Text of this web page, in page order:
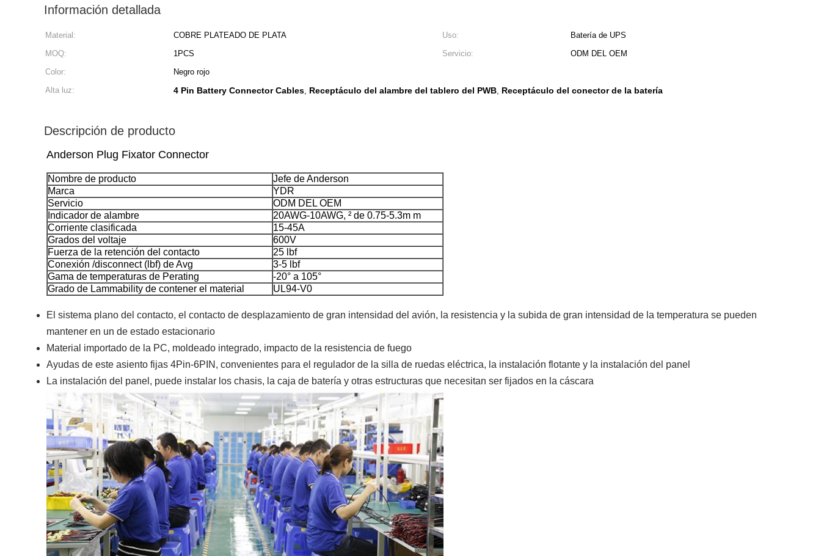
Información detallada
Material: COBRE PLATEADO DE PLATA Uso:
Batería de UPS
MOQ:
1PCS Servicio:
ODM DEL OEM
Color:
Negro rojo
Alta luz:
4 Pin Battery Connector Cables, Receptáculo del alambre del tablero del PWB, Receptáculo del conector de la batería
Descripción de producto
Anderson Plug Fixator Connector
Nombre de producto
Jefe de Anderson
Marca
YDR
Servicio
ODM DEL OEM
Indicador de alambre
20AWG-10AWG, ² de 0.75-5.3m m
Corriente clasificada
15-45A
Grados del voltaje
600V
Fuerza de la retención del contacto
25 lbf
Conexión /disconnect (lbf) de Avg
3-5 lbf
Gama de temperaturas de Perating
-20° a 105°
Grado de Lammability de contener el material
UL94-V0
El sistema plano del contacto, el contacto de desplazamiento de gran intensidad del avión, la resistencia y la subida de gran intensidad de la temperatura se pueden
mantener en un de estado estacionario
Material importado de la PC, moldeado integrado, impacto de la resistencia de fuego
Ayudas de este asiento fijas 4Pin-6PIN, convenientes para el regulador de la silla de ruedas eléctrica, la instalación flotante y la instalación del panel
La instalación del panel, puede instalar los chasis, la caja de batería y otras estructuras que necesitan ser fijados en la cáscara